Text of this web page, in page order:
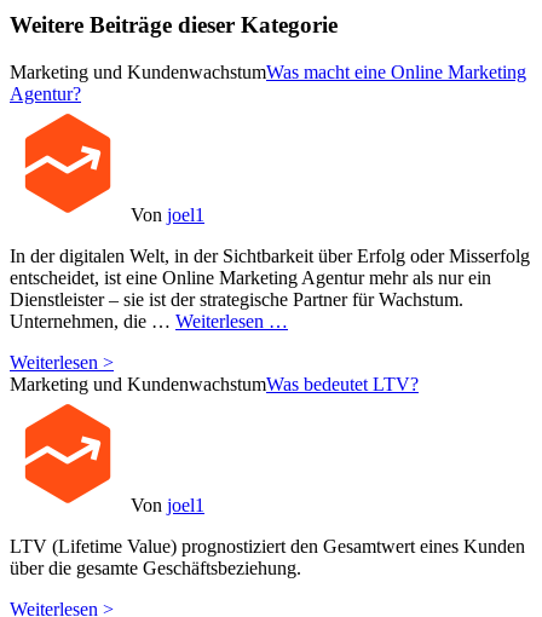
Weitere Beiträge dieser Kategorie
Marketing und KundenwachstumWas macht eine Online Marketing
Agentur?
Von joel1
In der digitalen Welt, in der Sichtbarkeit über Erfolg oder Misserfolg
entscheidet, ist eine Online Marketing Agentur mehr als nur ein
Dienstleister – sie ist der strategische Partner für Wachstum.
Unternehmen, die … Weiterlesen …
Weiterlesen >
Marketing und KundenwachstumWas bedeutet LTV?
Von joel1
LTV (Lifetime Value) prognostiziert den Gesamtwert eines Kunden
über die gesamte Geschäftsbeziehung.
Weiterlesen >